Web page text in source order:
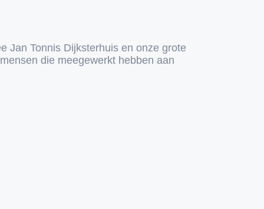
Jan Tonnis Dijksterhuis en onze grote
die meegewerkt hebben aan